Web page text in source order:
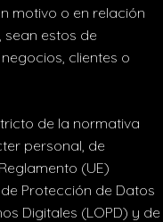
motivo o en relación
sean estos de
clientes o
de la normativa
personal, de
(UE)
de Protección de Datos
Digitales (LOPD) y de